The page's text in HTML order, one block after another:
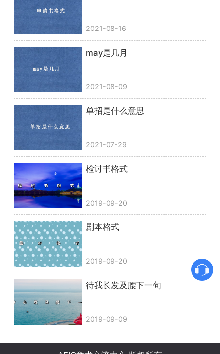
2021-08-16
may是几月
2021-08-09
单招是什么意思
2021-07-29
检讨书格式
2019-09-20
剧本格式
2019-09-20
待我长发及腰下一句
2019-09-09